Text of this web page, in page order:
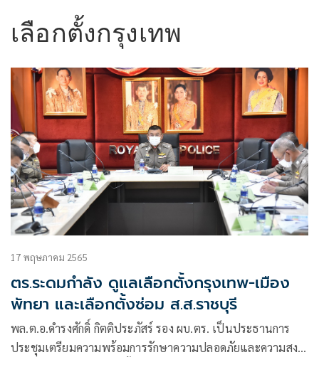
เลือกตั้งกรุงเทพ
17 พฤษภาคม 2565
ตร.ระดมกำลัง ดูแลเลือกตั้งกรุงเทพ-เมือง
พัทยา และเลือกตั้งซ่อม ส.ส.ราชบุรี
พล.ต.อ.ดำรงศักดิ์ กิตติประภัสร์ รอง ผบ.ตร. เป็นประธานการ
ประชุมเตรียมความพร้อมการรักษาความปลอดภัยและความสงบ